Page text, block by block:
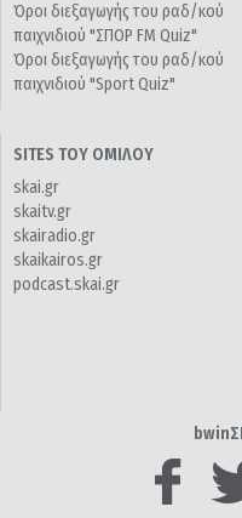
Όροι διεξαγωγής του ραδ/κού
παιχνιδιού "ΣΠΟΡ FM Quiz"
Όροι διεξαγωγής του ραδ/κού
παιχνιδιού "Sport Quiz"
SITES ΤΟΥ ΟΜΙΛΟΥ
skai.gr
skaitv.gr
skairadio.gr
skaikairos.gr
podcast.skai.gr